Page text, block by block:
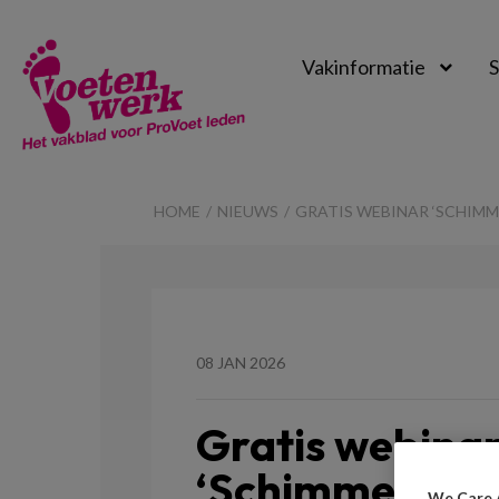
Magazine
Vakinformatie
HOME NIEUWS GRATIS WEBINAR
08 JAN 2026
Gratis